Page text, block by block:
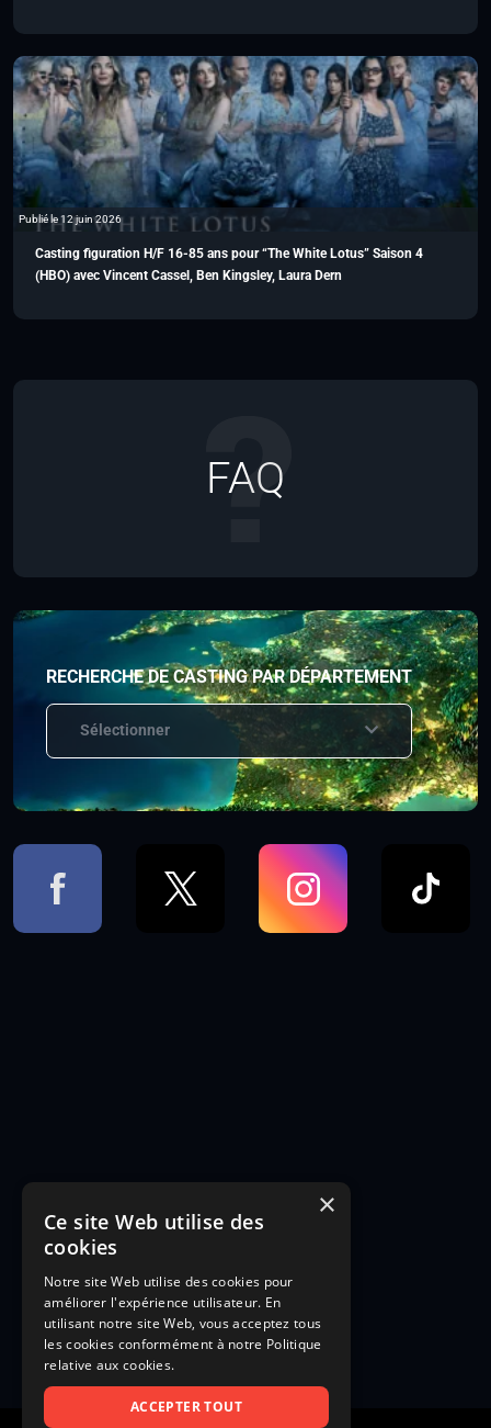
Publié le 12 juin 2026
Casting figuration H/F 16-85 ans pour “The White Lotus” Saison 4
(HBO) avec Vincent Cassel, Ben Kingsley, Laura Dern
FAQ
RECHERCHE DE CASTING PAR DÉPARTEMENT
Sélectionner
×
Ce site Web utilise des
cookies
Notre site Web utilise des cookies pour
améliorer l'expérience utilisateur. En
utilisant notre site Web, vous acceptez tous
les cookies conformément à notre Politique
relative aux cookies.
ACCEPTER TOUT